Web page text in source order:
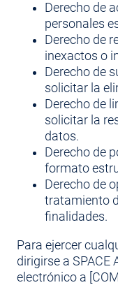
Derecho de
personales
Derecho de
inexactos o
Derecho de
solicitar la
Derecho de
solicitar la
datos.
Derecho de
formato
Derecho de
tratamiento
finalidades.
Para ejercer
dirigirse a SPACE
electrónico a